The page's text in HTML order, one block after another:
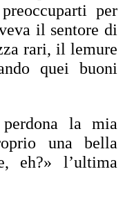
per
il sentore di
rari, il lemure
quei buoni
la mia
una bella
eh?» l’ultima